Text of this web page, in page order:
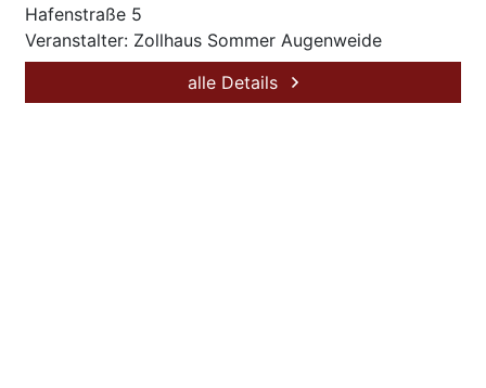
Hafenstraße 5
Veranstalter: Zollhaus Sommer Augenweide
alle Details